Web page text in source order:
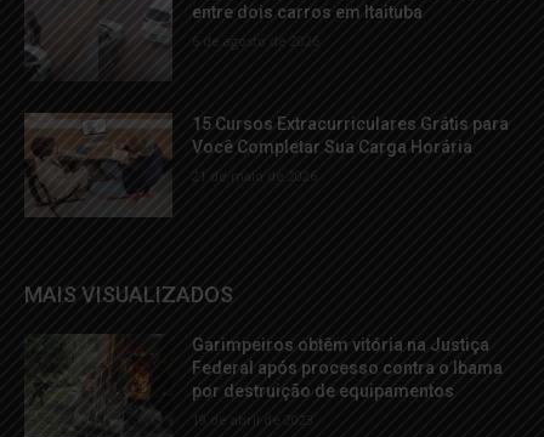
entre dois carros em Itaituba
6 de agosto de 2026
15 Cursos Extracurriculares Grátis para
Você Completar Sua Carga Horária
21 de maio de 2026
MAIS VISUALIZADOS
Garimpeiros obtêm vitória na Justiça
Federal após processo contra o Ibama
por destruição de equipamentos
19 de abril de 2023